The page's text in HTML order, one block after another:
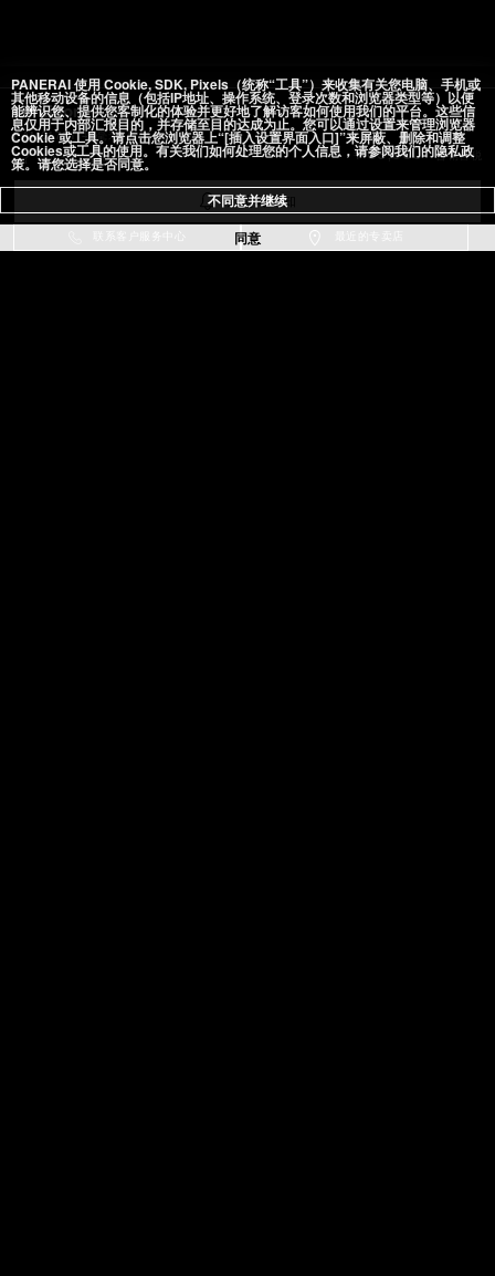
Luminor
44毫米, 精钢
PAM01731
添加至心愿单 ￥69,500 含销售税
到货时通知
联系客户服务中心
PANERAI 使用 Cookie, SDK, Pixels（统称“工具”）来收集有关您电脑、手机或
其他移动设备的信息（包括IP地址、操作系统、登录次数和浏览器类型等）以便
能辨识您、提供您客制化的体验并更好地了解访客如何使用我们的平台。这些信
息仅用于内部汇报目的，并存储至目的达成为止。您可以通过设置来管理浏览器
Cookie 或工具。请点击您浏览器上“[插入设置界面入口]”来屏蔽、删除和调整
Cookies或工具的使用。有关我们如何处理您的个人信息，请参阅我们的隐私政
策。请您选择是否同意。
不同意并继续
同意